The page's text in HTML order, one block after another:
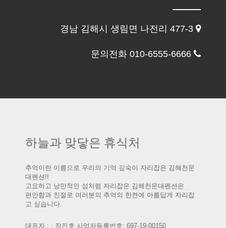
경남 김해시 생림면 나전리 477-3
문의전화 010-6555-6666
하늘과 맞닿은 휴식처
추억이란 이름으로 우리의 기억 깊숙이 자리잡은 김해천문
대펜션!!
고요하고 낭만적인 섬처럼 자리잡은 김해천문대펜션은
편안함과 친절로 여러분의 추억의 한켠에 아름답게 자리잡
고 싶습니다.
대표자 : : 장진호 사업자등록번호: 697-19-00150